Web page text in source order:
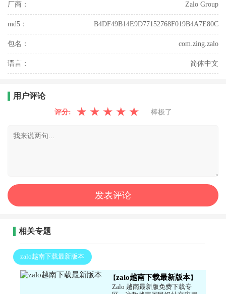
厂商： Zalo Group
md5： B4DF49B14E9D77152768F019B4A7E80C
包名： com.zing.zalo
语言： 简体中文
用户评论
评分: ★ ★ ★ ★ ★ 棒极了
相关专题
zalo越南下载最新版本
zalo越南下载最新版本
Zalo 越南最新版免费下载专